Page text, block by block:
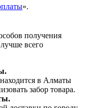
».
получения
всего
в Алматы
забор товара.